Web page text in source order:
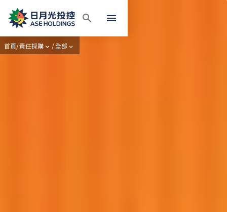
首頁/責任採購 /全部